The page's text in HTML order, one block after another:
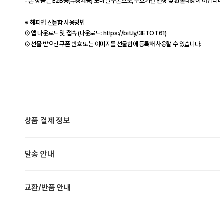
※ 해피앱 선물함 사용방법
① 앱 다운로드 및 접속 (다운로드: https://bit.ly/3ETOT61)
② 선물 받으신 쿠폰 번호 또는 이미지를 선물함에 등록해 사용할 수 있습니다.
상품 결제 정보
발송 안내
교환/반품 안내